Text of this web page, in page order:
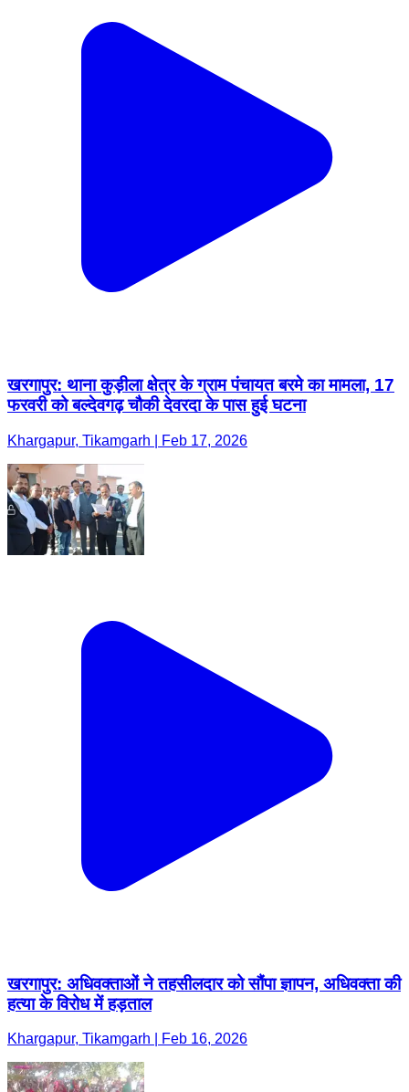
खरगापुर: थाना कुड़ीला क्षेत्र के ग्राम पंचायत बरमे का मामला, 17
फरवरी को बल्देवगढ़ चौकी देवरदा के पास हुई घटना
Khargapur, Tikamgarh | Feb 17, 2026
खरगापुर: अधिवक्ताओं ने तहसीलदार को सौंपा ज्ञापन, अधिवक्ता की
हत्या के विरोध में हड़ताल
Khargapur, Tikamgarh | Feb 16, 2026